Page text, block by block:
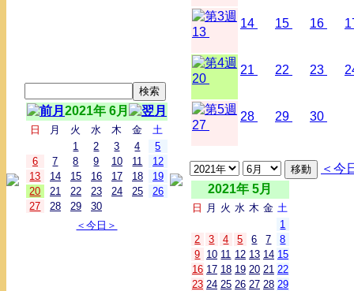
2021年 6月
日 月 火 水 木 金
土
1
2 3 4
5
6
7 8 9 10 11
12
13
14 15 16 17 18
19
20
21 22 23 24 25
26
27
28 29
30
＜今日＞
13
14 15 16
20
21 22 23
27
28 29 30
＜今
2021年 5月
日 月 火 水 木 金 土
1
2
3 4 5 6 7
8
9 10 11 12 13 14 15
16 17 18 19 20 21 22
23 24 25 26 27 28 29